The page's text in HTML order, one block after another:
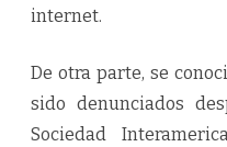
internet.
De otra parte, se
sido denunciados
Sociedad